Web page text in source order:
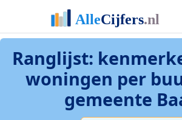
Ranglijst:
woningen per
gemeente